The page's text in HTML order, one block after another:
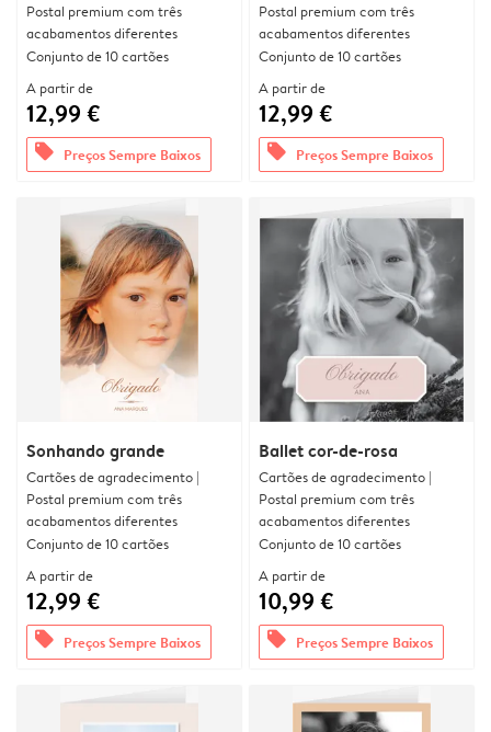
Postal premium com três
acabamentos diferentes
Conjunto de 10 cartões
A partir de
12,99 €
offers Preços Sempre Baixos
Postal premium com três
acabamentos diferentes
Conjunto de 10 cartões
A partir de
12,99 €
offers Preços Sempre Baixos
Sonhando grande
Cartões de agradecimento |
Postal premium com três
acabamentos diferentes
Conjunto de 10 cartões
A partir de
12,99 €
offers Preços Sempre Baixos
Ballet cor-de-rosa
Cartões de agradecimento |
Postal premium com três
acabamentos diferentes
Conjunto de 10 cartões
A partir de
10,99 €
offers Preços Sempre Baixos